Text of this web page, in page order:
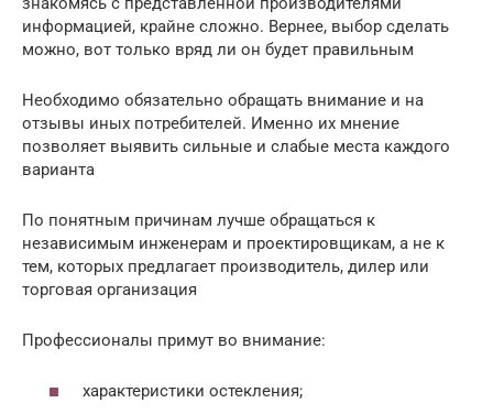
информацией, крайне сложно. Вернее, выбор сделать
можно, вот только вряд ли он будет правильным
Необходимо обязательно обращать внимание и на
отзывы иных потребителей. Именно их мнение
позволяет выявить сильные и слабые места каждого
варианта
По понятным причинам лучше обращаться к
независимым инженерам и проектировщикам, а не к
тем, которых предлагает производитель, дилер или
торговая организация
Профессионалы примут во внимание:
характеристики остекления;